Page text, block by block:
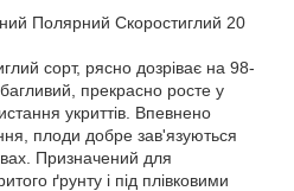
ний Полярний Скоростиглий 20
сорт, рясно дозріває на 98-
прекрасно росте у
укриттів. Впевнено
плоди добре зав'язуються
Призначений для
ґрунту і під плівковими